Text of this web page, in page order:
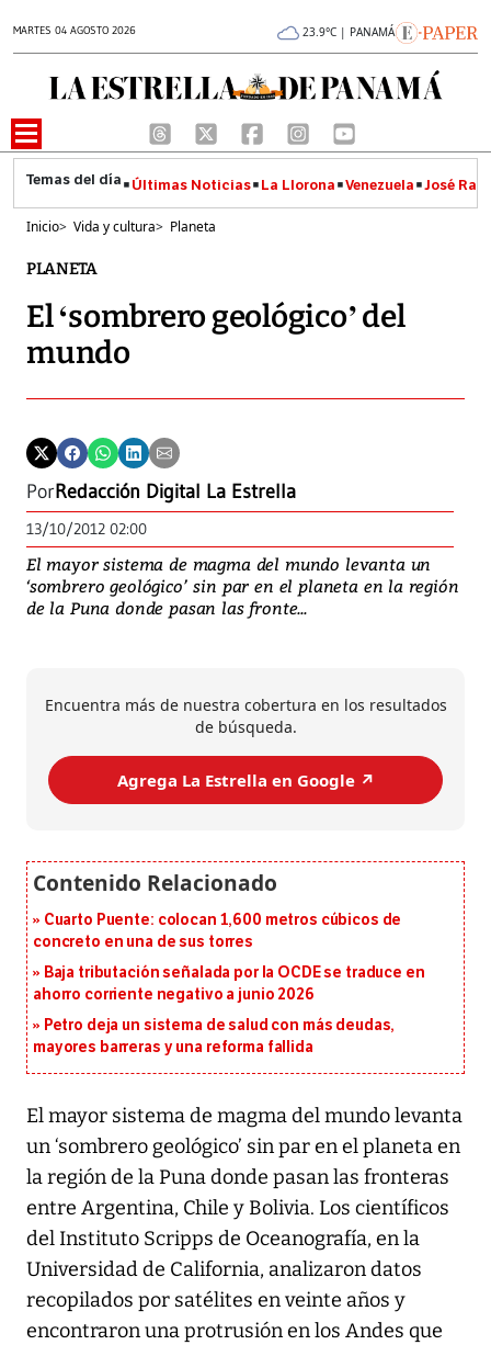
MARTES 04 AGOSTO 2026 23.9°C | PANAMÁ
Últimas Noticias La Llorona Venezuela José
Inicio> Vida y cultura> Planeta
PLANETA
El ‘sombrero geológico’ del
mundo
PorRedacción Digital La Estrella
13/10/2012 02:00
El mayor sistema de magma del mundo levanta un
‘sombrero geológico’ sin par en el planeta en la región
de la Puna donde pasan las fronte...
Encuentra más de nuestra cobertura en los resultados
de búsqueda.
Agrega La Estrella en Google ↗️
Cuarto Puente: colocan 1,600 metros cúbicos de
concreto en una de sus torres
Baja tributación señalada por la OCDE se traduce en
ahorro corriente negativo a junio 2026
Petro deja un sistema de salud con más deudas,
mayores barreras y una reforma fallida
El mayor sistema de magma del mundo levanta
un ‘sombrero geológico’ sin par en el planeta en
la región de la Puna donde pasan las fronteras
entre Argentina, Chile y Bolivia. Los científicos
del Instituto Scripps de Oceanografía, en la
Universidad de California, analizaron datos
recopilados por satélites en veinte años y
encontraron una protrusión en los Andes que